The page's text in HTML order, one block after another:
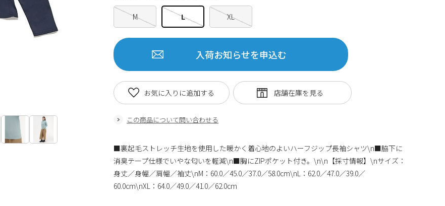
M L XL
入荷お知らせを申込む
この商品について問い合わせる
お気に入りに追加する
■裏起毛ストレッチ生地を使用した暖かく着心地のよいハーフジップ長袖シャツ\n■脇下に
消臭テープ仕様でいやな匂いを軽減\n■胸にZIPポケット付き。\n\n【採寸情報】\nサイズ：
身丈／身幅／肩幅／袖丈\nM：60.0／45.0／37.0／58.0cm\nL：62.0／47.0／39.0／
60.0cm\nXL：64.0／49.0／41.0／62.0cm